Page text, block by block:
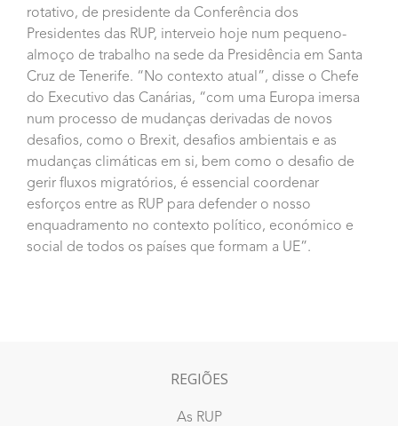
rotativo, de presidente da Conferência dos
Presidentes das RUP, interveio hoje num pequeno-
almoço de trabalho na sede da Presidência em Santa
Cruz de Tenerife. “No contexto atual”, disse o Chefe
do Executivo das Canárias, “com uma Europa imersa
num processo de mudanças derivadas de novos
desafios, como o Brexit, desafios ambientais e as
mudanças climáticas em si, bem como o desafio de
gerir fluxos migratórios, é essencial coordenar
esforços entre as RUP para defender o nosso
enquadramento no contexto político, económico e
social de todos os países que formam a UE”.
REGIÕES
As RUP